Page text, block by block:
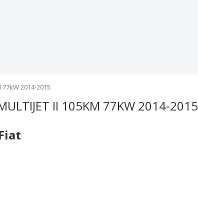
77kW 2014-2015
II 105KM 77KW 2014-2015